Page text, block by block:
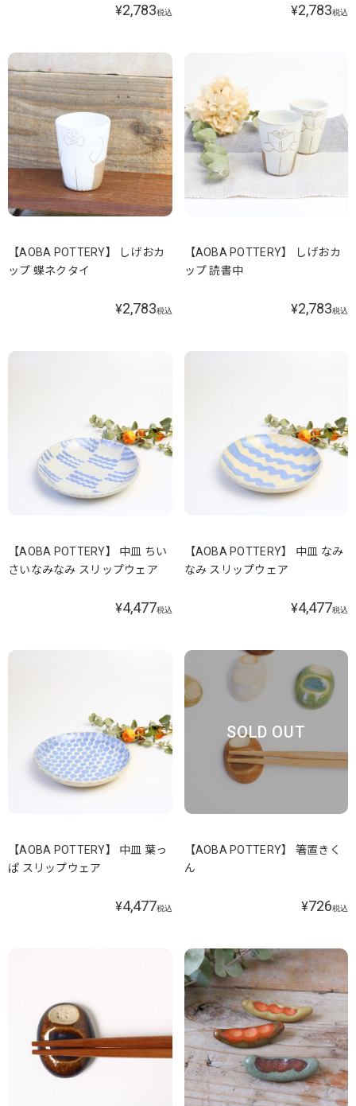
¥2,783税込 ¥2,783税込
【AOBA POTTERY】 しげおカ
ップ 蝶ネクタイ
¥2,783税込
【AOBA POTTERY】 しげおカ
ップ 読書中
¥2,783税込
【AOBA POTTERY】 中皿 ちい
さいなみなみ スリップウェア
¥4,477税込
【AOBA POTTERY】 中皿 なみ
なみ スリップウェア
¥4,477税込
【AOBA POTTERY】 中皿 葉っ
ぱ スリップウェア
¥4,477税込
SOLD OUT
【AOBA POTTERY】 箸置きく
ん
¥726税込